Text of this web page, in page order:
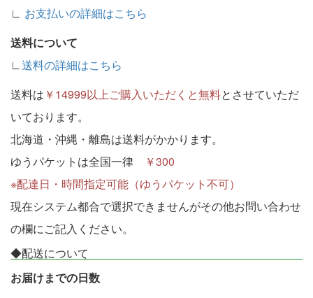
∟ お支払いの詳細はこちら
送料について
∟送料の詳細はこちら
送料は ￥14999以上ご購入いただくと無料とさせていただ
いております。
北海道・沖縄・離島は送料がかかります。
ゆうパケットは全国一律
￥300
※配達日・時間指定可能（ゆうパケット不可）
現在システム都合で選択できませんがその他お問い合わせ
の欄にご記入ください。
◆配送について
お届けまでの日数